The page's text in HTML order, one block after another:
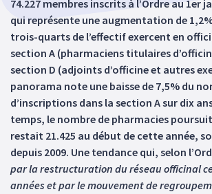
74.227 membres inscrits à l’Ordre au 1er
qui représente une augmentation de
trois-quarts de l’effectif exercent en
section A (pharmaciens titulaires
section D (adjoints d’officine et autres
panorama note une baisse de 7,5% du
d’inscriptions dans la section A sur dix
temps, le nombre de pharmacies
restait 21.425 au début de cette année,
depuis 2009. Une tendance qui, selon
par la restructuration du réseau officinal
années et par le mouvement de